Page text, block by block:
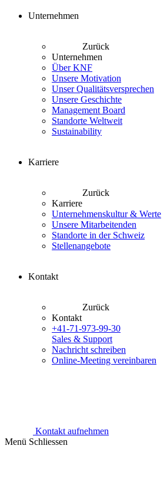
Unternehmen
Zurück
Unternehmen
Über KNF
Unsere Motivation
Unser Qualitätsversprechen
Unsere Geschichte
Management Board
Standorte Weltweit
Sustainability
Karriere
Zurück
Karriere
Unternehmenskultur & Werte
Unsere Mitarbeitenden
Standorte in der Schweiz
Stellenangebote
Kontakt
Zurück
Kontakt
+41-71-973-99-30
Sales & Support
Nachricht schreiben
Online-Meeting vereinbaren
Kontakt aufnehmen
Menü Schliessen